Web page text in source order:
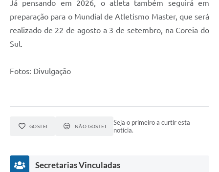
Já pensando em 2026, o atleta também seguirá em
preparação para o Mundial de Atletismo Master, que será
realizado de 22 de agosto a 3 de setembro, na Coreia do
Sul.
Fotos: Divulgação
GOSTEI NÃO GOSTEI
Seja o primeiro a curtir esta
notícia.
Secretarias Vinculadas